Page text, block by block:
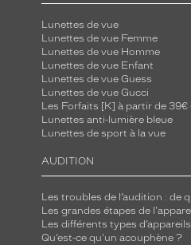
Lunettes de vue
Lunettes de vue Femme
Lunettes de vue Homme
Lunettes de vue Enfant
Lunettes de vue Guess
Lunettes de vue Gucci
Les Forfaits [K] à partir de
Lunettes anti-lumière bleue
Lunettes de sport à la vue
AUDITION
Les troubles de l’audition : de
Les grandes étapes de
Les différents types d’appareils
Qu’est-ce qu'un acouphène ?